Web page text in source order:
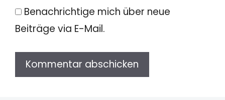
Benachrichtige mich über neue
Beiträge via E-Mail.